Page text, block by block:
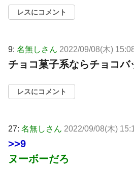
レスにコメント
9: 名無しさん 2022/09/08(木)
チョコ菓子系ならチョコバ
レスにコメント
27: 名無しさん 2022/09/08(木)
>>9
ヌーボーだろ